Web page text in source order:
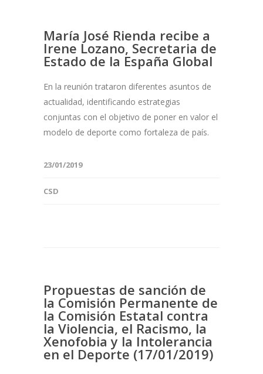
María José Rienda recibe a
Irene Lozano, Secretaria de
Estado de la España Global
En la reunión trataron diferentes asuntos de
actualidad, identificando estrategias
conjuntas con el objetivo de poner en valor el
modelo de deporte como fortaleza de país.
23/01/2019
CSD
Propuestas de sanción de
la Comisión Permanente de
la Comisión Estatal contra
la Violencia, el Racismo, la
Xenofobia y la Intolerancia
en el Deporte (17/01/2019)